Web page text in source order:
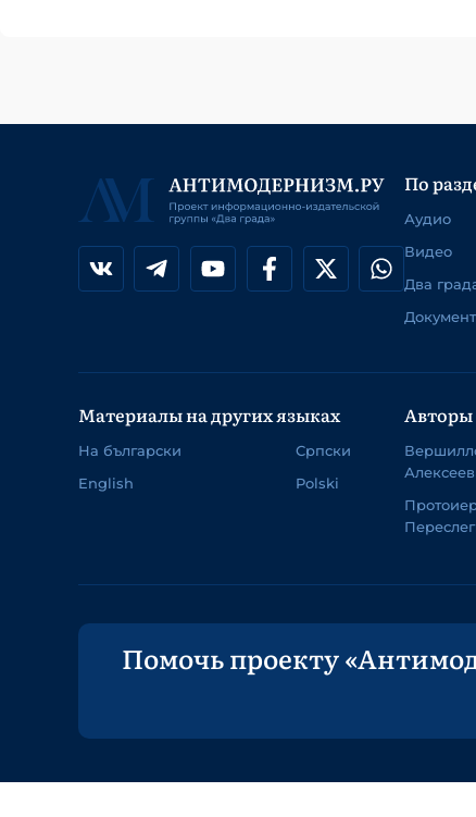
По
Аудио
Видео
Два
Материалы на других языках
На български
English
Српски
Polski
Авторы
Помочь проекту